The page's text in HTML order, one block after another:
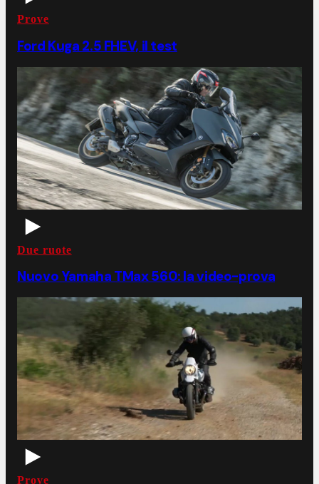
Prove
Ford Kuga 2.5 FHEV, il test
Due ruote
Nuovo Yamaha TMax 560: la video-prova
Prove